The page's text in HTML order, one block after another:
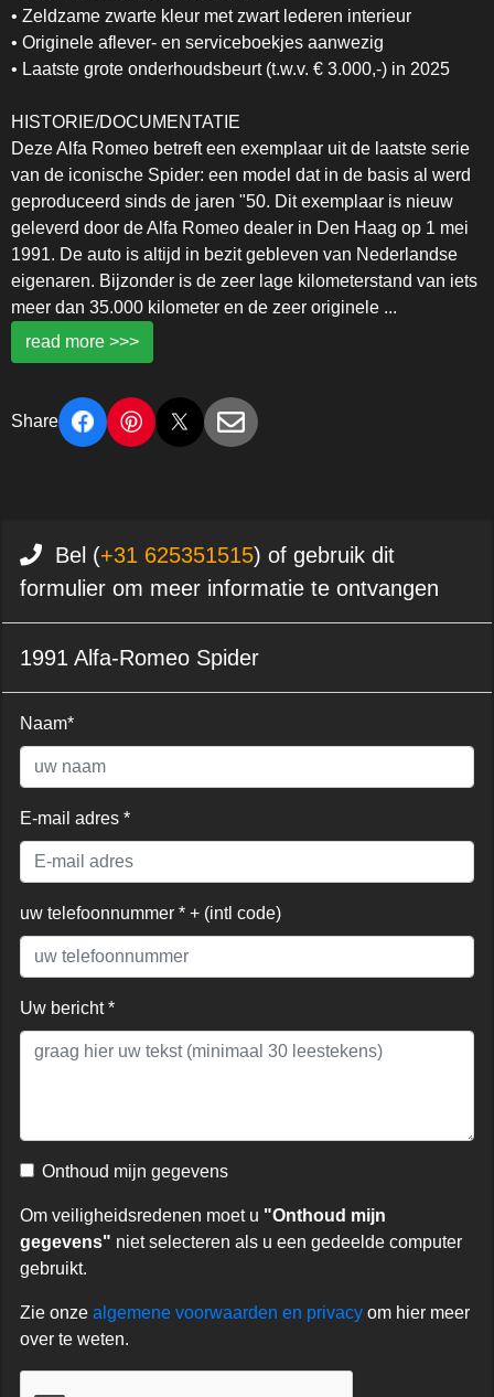
• Zeldzame zwarte kleur met zwart lederen interieur
• Originele aflever- en serviceboekjes aanwezig
• Laatste grote onderhoudsbeurt (t.w.v. € 3.000,-) in 2025
HISTORIE/DOCUMENTATIE
Deze Alfa Romeo betreft een exemplaar uit de laatste serie
van de iconische Spider: een model dat in de basis al werd
geproduceerd sinds de jaren "50. Dit exemplaar is nieuw
geleverd door de Alfa Romeo dealer in Den Haag op 1 mei
1991. De auto is altijd in bezit gebleven van Nederlandse
eigenaren. Bijzonder is de zeer lage kilometerstand van iets
meer dan 35.000 kilometer en de zeer originele ...
read more >>>
Share
Bel (+31 625351515) of gebruik dit
formulier om meer informatie te ontvangen
1991 Alfa-Romeo Spider
Naam*
E-mail adres *
uw telefoonnummer * + (intl code)
Uw bericht *
Onthoud mijn gegevens
Om veiligheidsredenen moet u "Onthoud mijn
gegevens" niet selecteren als u een gedeelde computer
gebruikt.
Zie onze algemene voorwaarden en privacy om hier meer
over te weten.